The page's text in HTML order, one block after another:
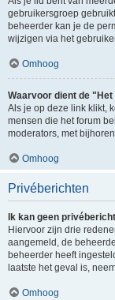
gebruikersgroep
beheerder kan je de
wijzigen via het
Omhoog
Waarvoor dient de
Als je op deze link klikt,
mensen die het forum
moderators, met
Omhoog
Privéberichten
Ik kan geen
Hiervoor zijn drie
aangemeld, de
beheerder heeft
laatste het geval is,
Omhoog